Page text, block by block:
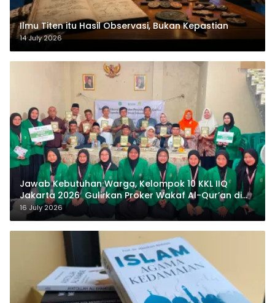
Ilmu Titen itu Hasil Observasi, Bukan Kepastian
14 July 2026
Jawab Kebutuhan Warga, Kelompok 10 KKL IIQ
Jakarta 2026 Gulirkan Proker Wakaf Al-Qur’an di
Sukamanah
16 July 2026